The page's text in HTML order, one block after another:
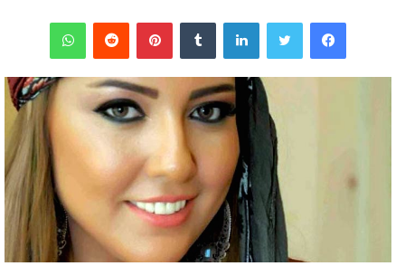
فيسبوك تويتر لينكدإن بينتيريست واتساب